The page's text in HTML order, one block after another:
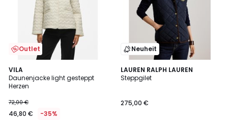
Outlet
VILA
Daunenjacke light gesteppt
Herzen
72,00 €
46,80 € -35%
4
/
5
Neuheit
LAUREN RALPH LAUREN
Steppgilet
275,00 €